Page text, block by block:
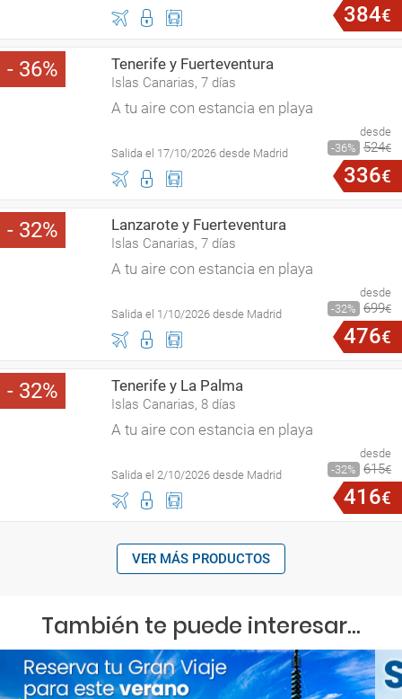
384€
36 Tenerife y Fuerteventura
Islas Canarias, 7 días
A tu aire con estancia en playa
Salida el 17/10/2026 desde Madrid
desde
36
524€
336€
32 Lanzarote y Fuerteventura
Islas Canarias, 7 días
A tu aire con estancia en playa
Salida el 1/10/2026 desde Madrid
desde
32
699€
476€
32 Tenerife y La Palma
Islas Canarias, 8 días
A tu aire con estancia en playa
Salida el 2/10/2026 desde Madrid
desde
32
615€
416€
VER MÁS PRODUCTOS
También te puede interesar...